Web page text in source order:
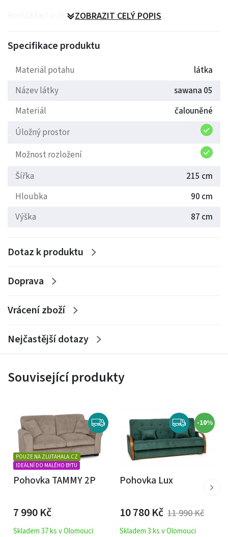
Rozkládací pohovka s úložným prostorem.
ZOBRAZIT CELÝ POPIS
Specifikace produktu
Materiál potahu
látka
Název látky
sawana 05
Materiál
čalouněné
Úložný prostor
Možnost rozložení
Šířka
215 cm
Hloubka
90 cm
Výška
87 cm
Dotaz k produktu
Doprava
Vrácení zboží
Nejčastější dotazy
Související produkty
IDEÁLNÍ DO MALÉHO BYTU
POUZE NA ZLUTAHALA.CZ
Pohovka TAMMY 2P
7 990Kč
Skladem 37 ks v Olomouci
-10%
Pohovka Lux
10 780Kč 11 990Kč
Skladem 3 ks v Olomouci